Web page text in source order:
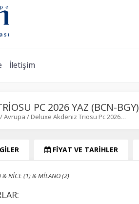
İletişim
PC 2026 YAZ (BCN-BGY)
/Avrupa / Deluxe Akdeniz Triosu Pc 2026…
FİYAT VE TARİHLER
& NİCE (1) & MİLANO (2)